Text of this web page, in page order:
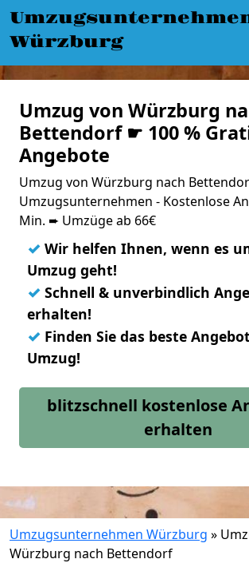
Würzburg
Umzug von Würzburg
Bettendorf ☛ 100 %
Angebote
Umzug von Würzburg nach
Umzugsunternehmen - Kostenlose
Min. ➨ Umzüge ab 66€
✓ Wir helfen Ihnen, wenn es
Umzug geht!
✓ Schnell & unverbindlich
erhalten!
✓ Finden Sie das beste
Umzug!
blitzschnell kostenlose
erhalten
Umzugsunternehmen Würzburg »
Würzburg nach Bettendorf